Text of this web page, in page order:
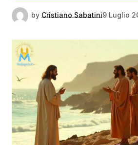
by Cristiano Sabatini9 Luglio